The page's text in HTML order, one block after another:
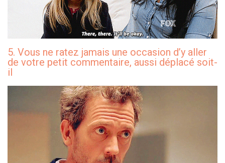
5. Vous ne ratez jamais une occasion d’y aller
de votre petit commentaire, aussi déplacé soit-
il